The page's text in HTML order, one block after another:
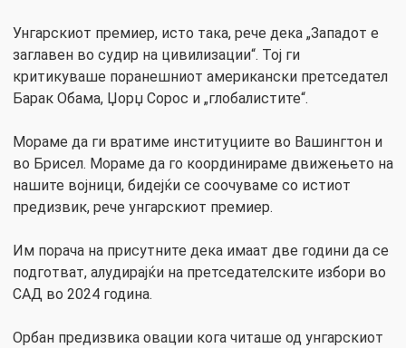
Унгарскиот премиер, исто така, рече дека „Западот е
заглавен во судир на цивилизации“. Тој ги
критикуваше поранешниот американски претседател
Барак Обама, Џорџ Сорос и „глобалистите“.
Мораме да ги вратиме институциите во Вашингтон и
во Брисел. Мораме да го координираме движењето на
нашите војници, бидејќи се соочуваме со истиот
предизвик, рече унгарскиот премиер.
Им порача на присутните дека имаат две години да се
подготват, aлудирајќи на претседателските избори во
САД во 2024 година.
Орбан предизвика овации кога читаше од унгарскиот